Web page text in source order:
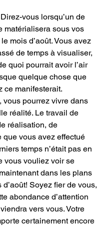
Direz-vous lorsqu’un de
matérialisera sous vos
mois d’août. Vous avez
de temps à visualiser,
quoi pourrait avoir l’air
quelque chose que
ce manifesterait.
vous pourrez vivre dans
réalité. Le travail de
réalisation, de
que vous avez effectué
temps n’était pas en
vous vouliez voir se
dans les plans
d’août! Soyez fier de vous,
abondance d’attention
vers vous. Votre
certainement encore